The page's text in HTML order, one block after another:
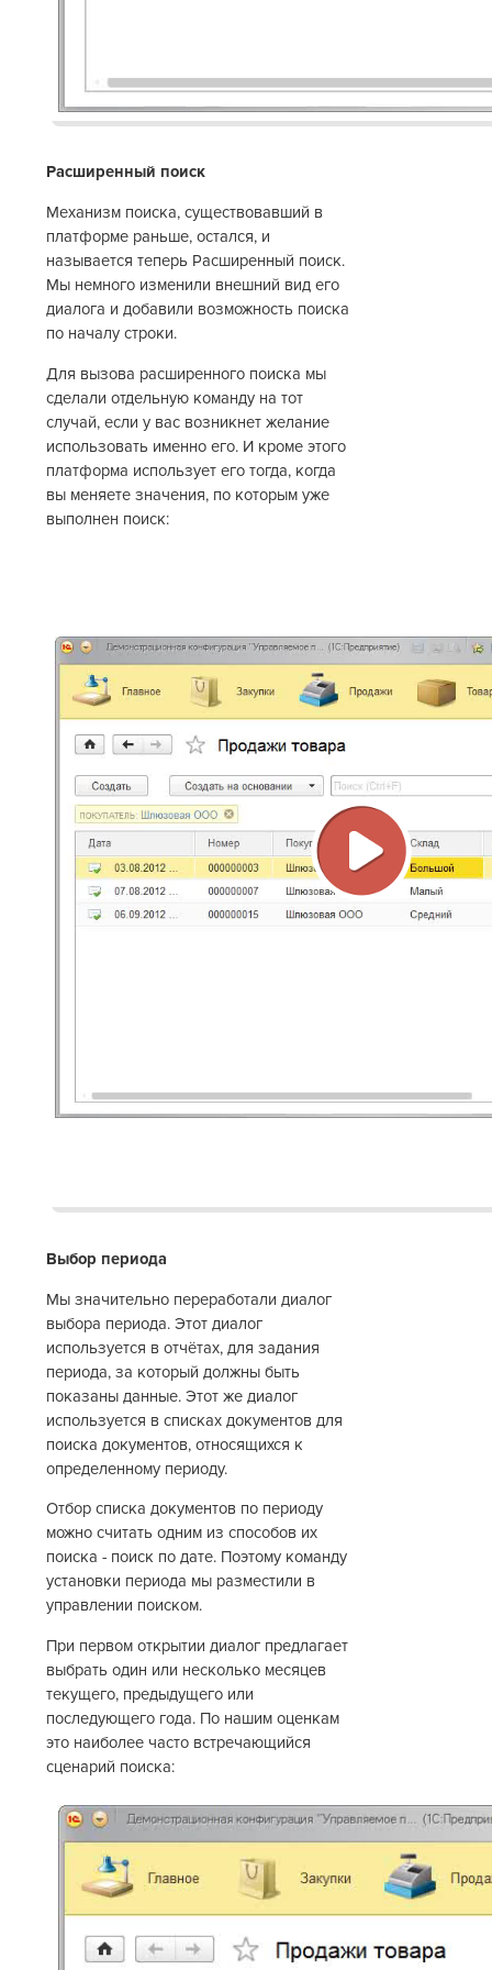
Расширенный поиск
Механизм поиска, существовавший в
платформе раньше, остался, и
называется теперь Расширенный поиск.
Мы немного изменили внешний вид его
диалога и добавили возможность поиска
по началу строки.
Для вызова расширенного поиска мы
сделали отдельную команду на тот
случай, если у вас возникнет желание
использовать именно его. И кроме этого
платформа использует его тогда, когда
вы меняете значения, по которым уже
выполнен поиск:
видео
Выбор периода
Мы значительно переработали диалог
выбора периода. Этот диалог
используется в отчётах, для задания
периода, за который должны быть
показаны данные. Этот же диалог
используется в списках документов для
поиска документов, относящихся к
определенному периоду.
Отбор списка документов по периоду
можно считать одним из способов их
поиска - поиск по дате. Поэтому команду
установки периода мы разместили в
управлении поиском.
При первом открытии диалог предлагает
выбрать один или несколько месяцев
текущего, предыдущего или
последующего года. По нашим оценкам
это наиболее часто встречающийся
сценарий поиска: